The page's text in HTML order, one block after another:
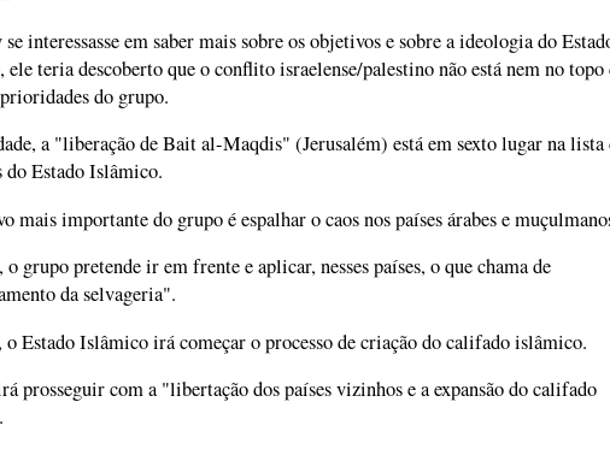
interessasse em saber mais sobre os objetivos e sobre a ideologia do
teria descoberto que o conflito israelense/palestino não está nem no topo
do grupo.
a "liberação de Bait al-Maqdis" (Jerusalém) está em sexto lugar na lista
do Estado Islâmico.
mais importante do grupo é espalhar o caos nos países árabes e
o grupo pretende ir em frente e aplicar, nesses países, o que chama de
da selvageria".
o Estado Islâmico irá começar o processo de criação do califado islâmico.
prosseguir com a "libertação dos países vizinhos e a expansão do califado